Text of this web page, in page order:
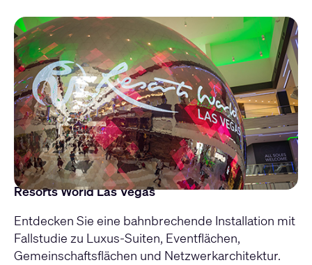
Resorts World Las Vegas
Entdecken Sie eine bahnbrechende Installation mit
Fallstudie zu Luxus-Suiten, Eventflächen,
Gemeinschaftsflächen und Netzwerkarchitektur.